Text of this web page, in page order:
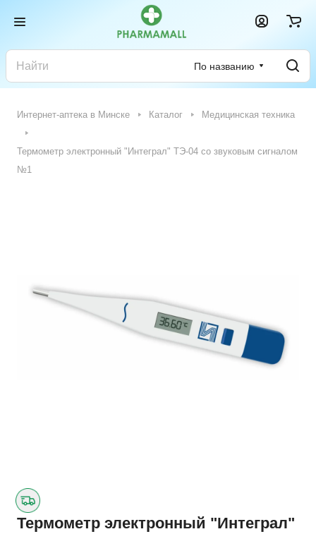
По названию
Интернет-аптека в Минске Каталог Медицинская техника
Термометр электронный "Интеграл" ТЭ-04 со звуковым сигналом
№1
Термометр электронный "Интеграл"